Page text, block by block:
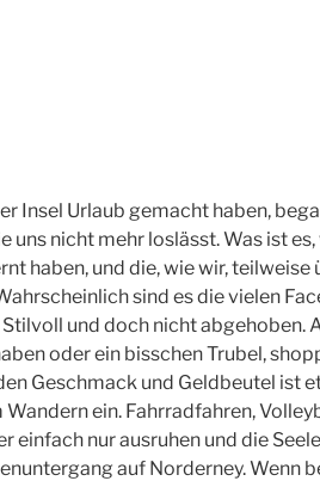
Insel Urlaub gemacht haben,
nicht mehr loslässt. Was ist es,
haben, und die, wie wir, teilweise
sind es die vielen
und doch nicht abgehoben.
oder ein bisschen Trubel,
Geschmack und Geldbeutel ist
ein. Fahrradfahren,
einfach nur ausruhen und die Seele
auf Norderney. Wenn